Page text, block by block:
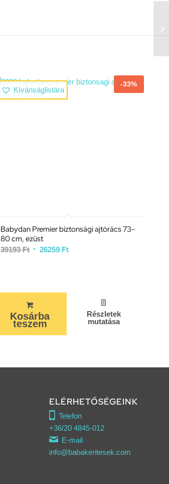
Kívánságlistára
-33%
Babydan Premier biztonsági ajtórács 73-
80 cm, ezüst
39193Ft 26259 Ft
Kosárba
teszem
Részletek
mutatása
ELÉRHETŐSÉGEINK
Telefon
+36/20 4845-012
E-mail
info@babakeritesek.com